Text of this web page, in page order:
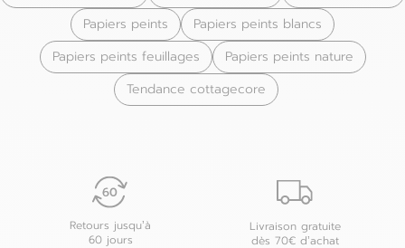
Papiers peints Papiers peints blancs
Papiers peints feuillages Papiers peints nature
Tendance cottagecore
Retours jusqu’à
60 jours
Livraison gratuite
dès 70€ d’achat